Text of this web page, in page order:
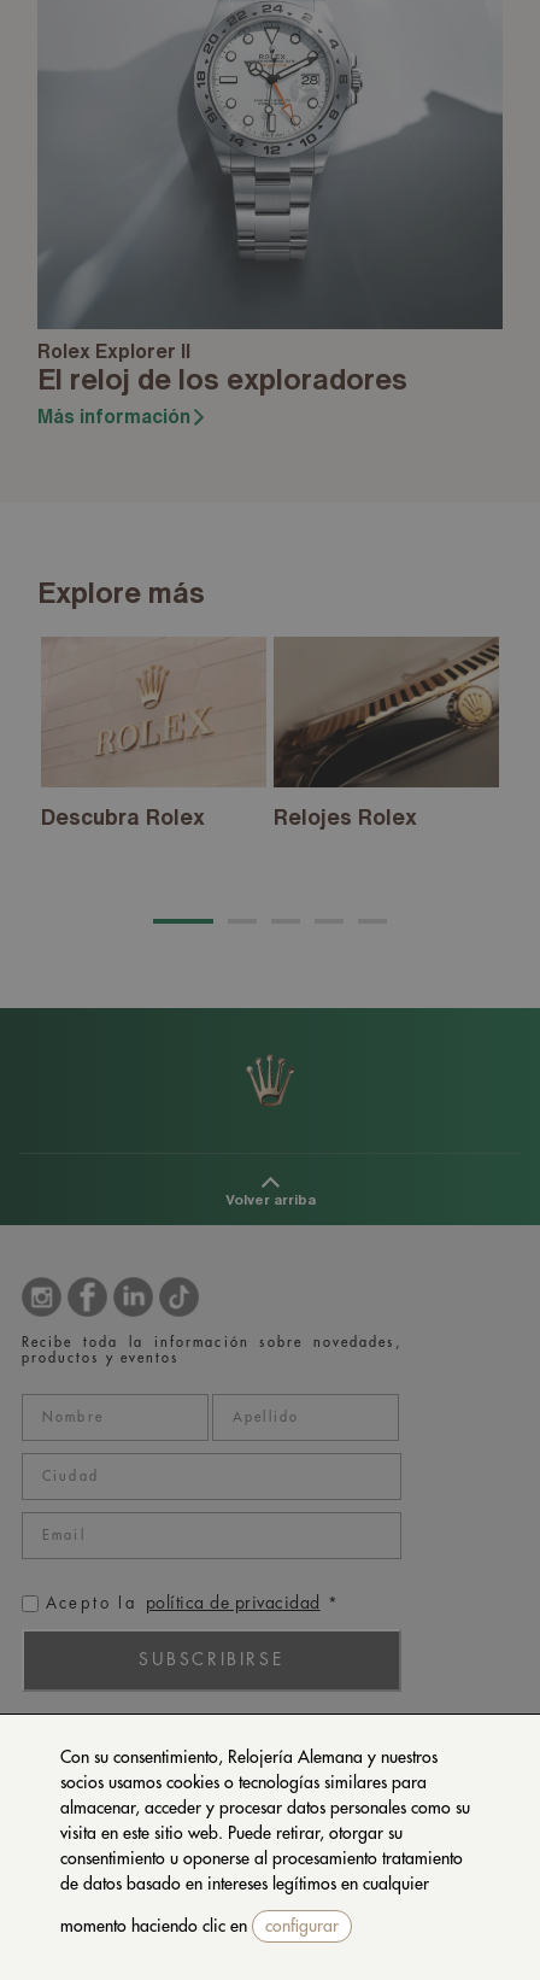
Con su consentimiento, Relojería Alemana y nuestros
socios usamos cookies o tecnologías similares para
almacenar, acceder y procesar datos personales como su
visita en este sitio web. Puede retirar, otorgar su
consentimiento u oponerse al procesamiento tratamiento
de datos basado en intereses legítimos en cualquier
momento haciendo clic en configurar
Rolex Explorer II
El reloj de los exploradores
Más información
Explore más
Descubra Rolex Relojes Rolex
Volver arriba
Recibe toda la información sobre novedades,
productos y eventos
Acepto la política de privacidad *
SUBSCRIBIRSE
PATEK PHILIPPE
TUDOR
SETENTA Y NUEVE